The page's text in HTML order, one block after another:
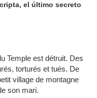
el último secreto
Temple est détruit. Des
torturés et tués. De
village de montagne
son mari.